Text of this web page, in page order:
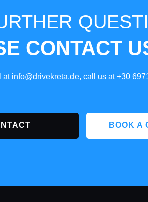
CONTACT
at info@drivekreta.de, call us at+30
BOOK A